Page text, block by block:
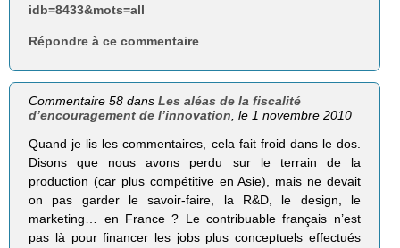
idb=8433&mots=all
Répondre à ce commentaire
Commentaire 58 dansLes aléas de la fiscalité
d’encouragement de l’innovation, le 1 novembre 2010
Quand je lis les commentaires, cela fait froid dans le dos.
Disons que nous avons perdu sur le terrain de la
production (car plus compétitive en Asie), mais ne devait
on pas garder le savoir-faire, la R&D, le design, le
marketing… en France ? Le contribuable français n’est
pas là pour financer les jobs plus conceptuels effectués